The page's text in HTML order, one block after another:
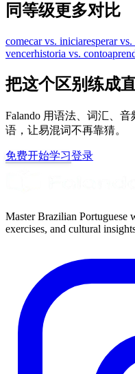
同等级更多对比
comecar vs. iniciaresperar
vencerhistoria vs. conto
把这个区别练成
Falando 用语法、词汇、
语，让易混词不再靠猜。
免费开始学习登录
Master Brazilian Portuguese
exercises, and cultural